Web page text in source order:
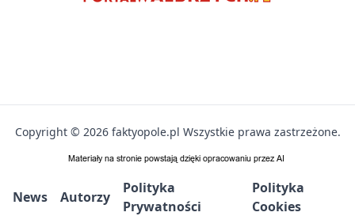
Copyright © 2026 faktyopole.pl Wszystkie prawa zastrzeżone.
News Autorzy
Polityka
Prywatności
Polityka
Cookies